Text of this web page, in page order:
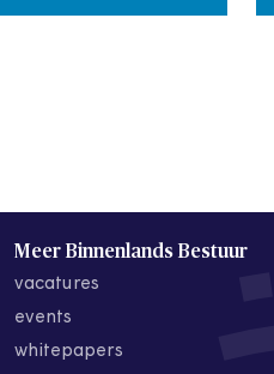
Meer Binnenlands Bestuur
vacatures
events
whitepapers